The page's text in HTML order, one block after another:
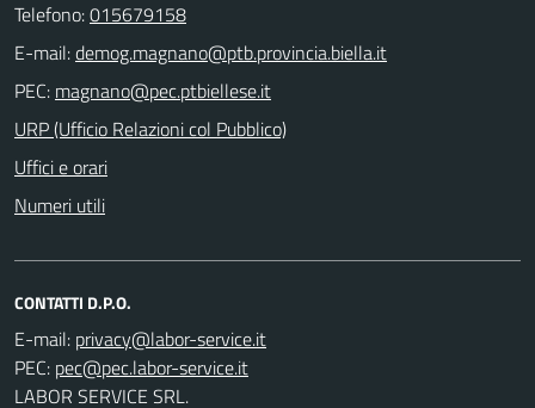
Telefono:015679158
E-mail:
PEC:
URP (Ufficio Relazioni col Pubblico)
Uffici e orari
Numeri utili
CONTATTI D.P.O.
E-mail:
PEC:
LABOR SERVICE SRL.